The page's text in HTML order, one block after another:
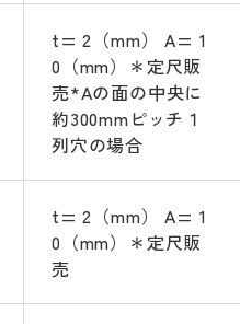
t= 2（mm） A= 1
0（mm）＊定尺販
売*Aの面の中央に
約300mmピッチ１
列穴の場合
t= 2（mm） A= 1
0（mm）＊定尺販
売